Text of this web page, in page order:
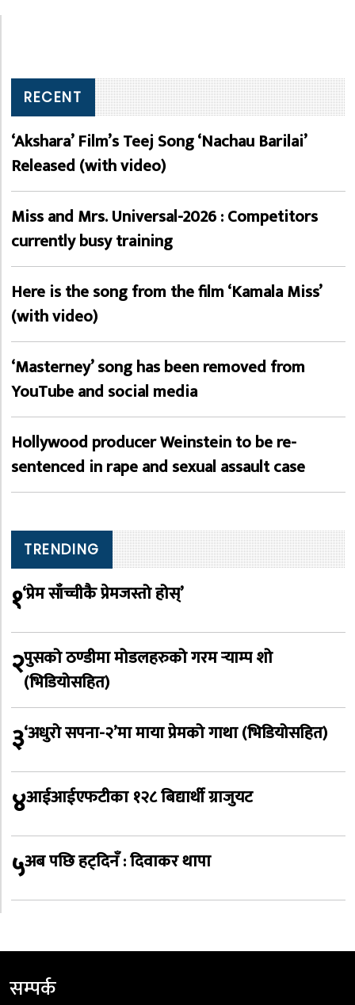
RECENT
‘Akshara’ Film’s Teej Song ‘Nachau Barilai’
Released (with video)
Miss and Mrs. Universal-2026 : Competitors
currently busy training
Here is the song from the film ‘Kamala Miss’
(with video)
‘Masterney’ song has been removed from
YouTube and social media
Hollywood producer Weinstein to be re-
sentenced in rape and sexual assault case
TRENDING
१‘प्रेम साँच्चीकै प्रेमजस्तो होस्’
२पुसको ठण्डीमा मोडलहरुको गरम र्‍याम्प शो
(भिडियोसहित)
३‘अधुरो सपना-२’मा माया प्रेमको गाथा (भिडियोसहित)
४आईआईएफटीका १२८ बिद्यार्थी ग्राजुयट
५अब पछि हट्दिनँ : दिवाकर थापा
सम्पर्क